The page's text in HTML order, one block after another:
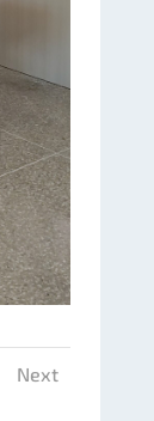
Next